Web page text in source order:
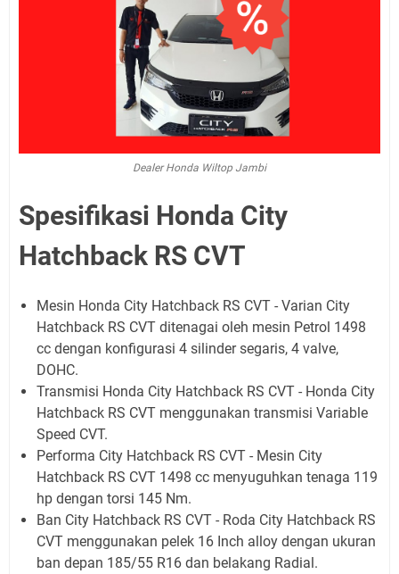
Dealer Honda Wiltop Jambi
Spesifikasi Honda City
Hatchback RS CVT
Mesin Honda City Hatchback RS CVT - Varian City
Hatchback RS CVT ditenagai oleh mesin Petrol 1498
cc dengan konfigurasi 4 silinder segaris, 4 valve,
DOHC.
Transmisi Honda City Hatchback RS CVT - Honda City
Hatchback RS CVT menggunakan transmisi Variable
Speed CVT.
Performa City Hatchback RS CVT - Mesin City
Hatchback RS CVT 1498 cc menyuguhkan tenaga 119
hp dengan torsi 145 Nm.
Ban City Hatchback RS CVT - Roda City Hatchback RS
CVT menggunakan pelek 16 Inch alloy dengan ukuran
ban depan 185/55 R16 dan belakang Radial.